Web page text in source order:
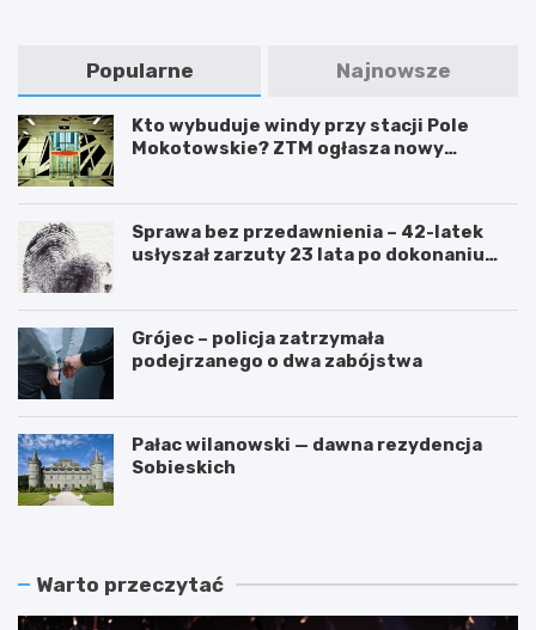
Popularne Najnowsze
Kto wybuduje windy przy stacji Pole
Mokotowskie? ZTM ogłasza nowy
Sprawa bez przedawnienia – 42-latek
usłyszał zarzuty 23 lata po dokonaniu
Grójec – policja zatrzymała
podejrzanego o dwa zabójstwa
Pałac wilanowski — dawna rezydencja
Sobieskich
Warto przeczytać